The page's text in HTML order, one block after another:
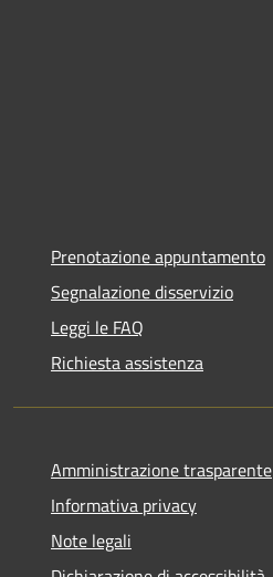
Prenotazione appuntamento
Segnalazione disservizio
Leggi le FAQ
Richiesta assistenza
Amministrazione trasparente
Informativa privacy
Note legali